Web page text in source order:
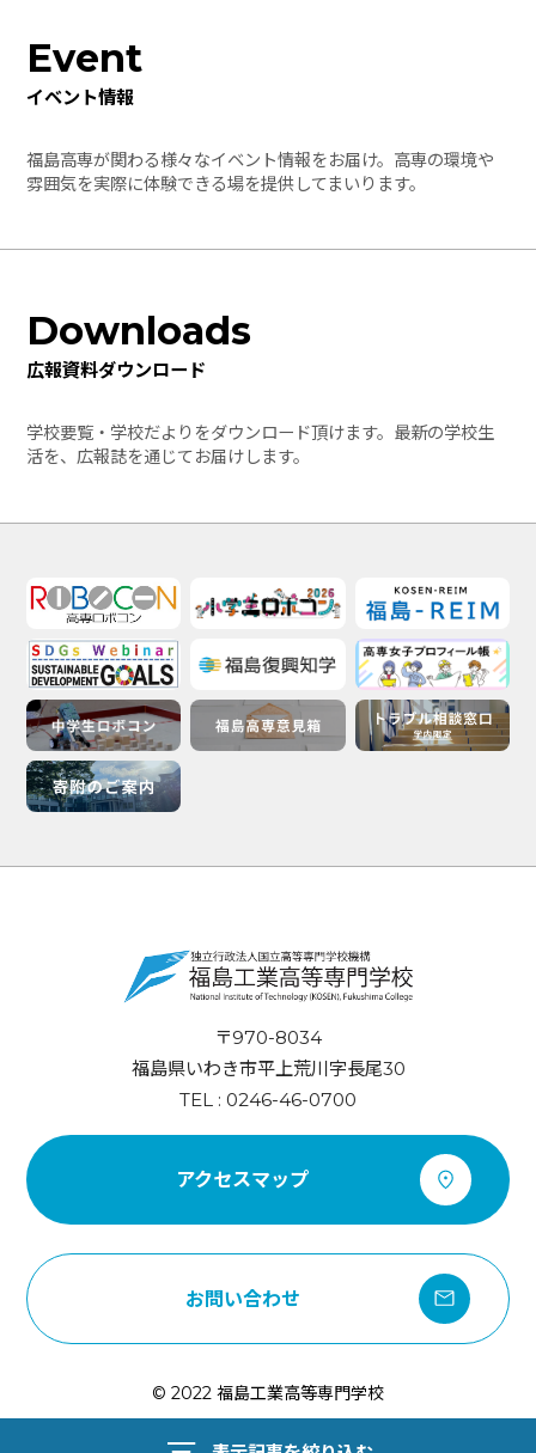
Event
イベント情報
福島高専が関わる様々なイベント情報をお届け。高専の環境や
雰囲気を実際に体験できる場を提供してまいります。
Downloads
広報資料ダウンロード
学校要覧・学校だよりをダウンロード頂けます。最新の学校生
活を、広報誌を通じてお届けします。
〒970-8034
福島県いわき市平上荒川字長尾30
TEL : 0246-46-0700
アクセスマップ
お問い合わせ
© 2022 福島工業高等専門学校